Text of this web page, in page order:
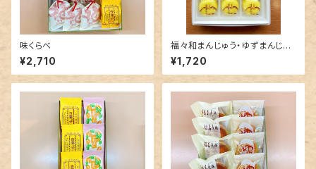
味くらべ
¥2,710
福々和まんじゅう・ゆずまんじゅ
う12個入
¥1,720